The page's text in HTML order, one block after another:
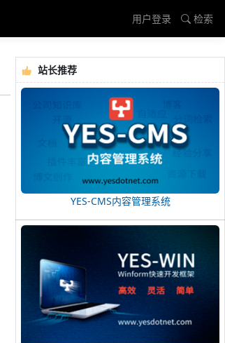
用户登录
检索
站长推荐
YES-CMS内容管理系统